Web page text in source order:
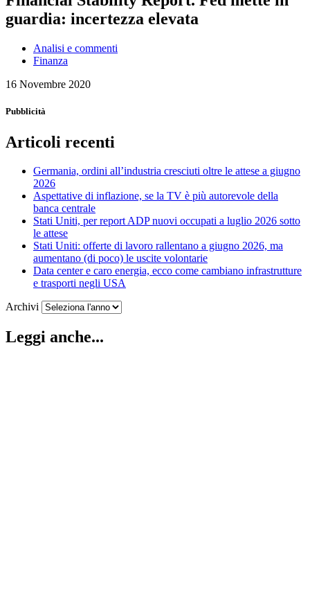
guardia: incertezza elevata
Analisi e commenti
Finanza
16 Novembre 2020
Pubblicità
Articoli recenti
Germania, ordini all’industria cresciuti oltre le attese a giugno
2026
Aspettative di inflazione, se la TV è più autorevole della
banca centrale
Stati Uniti, per report ADP nuovi occupati a luglio 2026 sotto
le attese
Stati Uniti: offerte di lavoro rallentano a giugno 2026, ma
aumentano (di poco) le uscite volontarie
Data center e caro energia, ecco come cambiano infrastrutture
e trasporti negli USA
Archivi
Leggi anche...